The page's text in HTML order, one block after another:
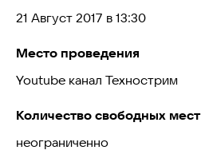
21 Август 2017 в 13:30
Место проведения
Youtube канал Технострим
Количество свободных мест
неограниченно